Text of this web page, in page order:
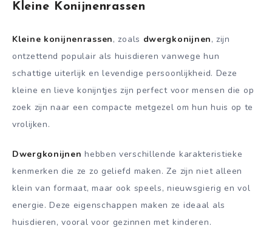
Kleine Konijnenrassen
Kleine konijnenrassen, zoals dwergkonijnen, zijn
ontzettend populair als huisdieren vanwege hun
schattige uiterlijk en levendige persoonlijkheid. Deze
kleine en lieve konijntjes zijn perfect voor mensen die op
zoek zijn naar een compacte metgezel om hun huis op te
vrolijken.
Dwergkonijnen hebben verschillende karakteristieke
kenmerken die ze zo geliefd maken. Ze zijn niet alleen
klein van formaat, maar ook speels, nieuwsgierig en vol
energie. Deze eigenschappen maken ze ideaal als
huisdieren, vooral voor gezinnen met kinderen.